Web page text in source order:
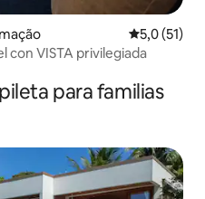
Calificación
5,0 (51)
con VISTA privilegiada
para familias